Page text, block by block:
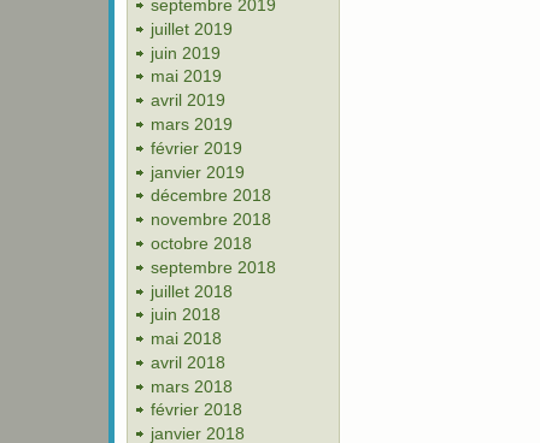
septembre 2019
juillet 2019
juin 2019
mai 2019
avril 2019
mars 2019
février 2019
janvier 2019
décembre 2018
novembre 2018
octobre 2018
septembre 2018
juillet 2018
juin 2018
mai 2018
avril 2018
mars 2018
février 2018
janvier 2018